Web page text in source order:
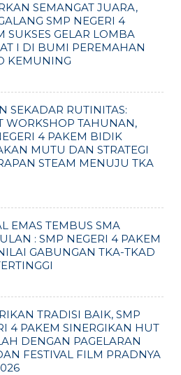
SEMANGAT JUARA,
SMP NEGERI 4
SUKSES GELAR LOMBA
I DI BUMI PEREMAHAN
KEMUNING
SEKADAR RUTINITAS:
WORKSHOP TAHUNAN,
4 PAKEM BIDIK
MUTU DAN STRATEGI
STEAM MENUJU TKA
EMAS TEMBUS SMA
: SMP NEGERI 4 PAKEM
GABUNGAN TKA-TKAD
TRADISI BAIK, SMP
4 PAKEM SINERGIKAN HUT
DENGAN PAGELARAN
FESTIVAL FILM PRADNYA